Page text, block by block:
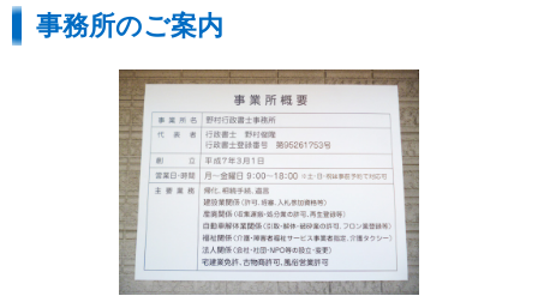
事務所のご案内